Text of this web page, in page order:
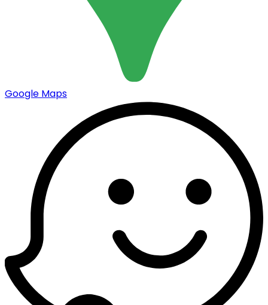
Google Maps